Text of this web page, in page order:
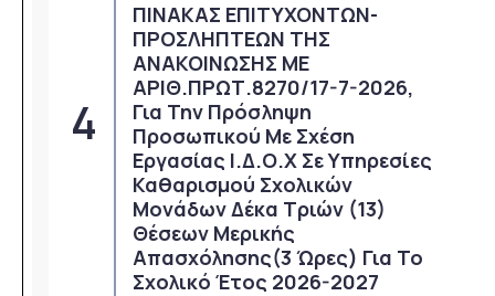
ΠΙΝΑΚΑΣ ΕΠΙΤΥΧΟΝΤΩΝ-
ΠΡΟΣΛΗΠΤΕΩΝ ΤΗΣ
ΑΝΑΚΟΙΝΩΣΗΣ ΜΕ
ΑΡΙΘ.ΠΡΩΤ.8270/17-7-2026,
Για Την Πρόσληψη
Προσωπικού Με Σχέση
Εργασίας Ι.Δ.Ο.Χ Σε Υπηρεσίες
Καθαρισμού Σχολικών
Μονάδων Δέκα Τριών (13)
Θέσεων Μερικής
Απασχόλησης(3 Ώρες) Για Το
Σχολικό Έτος 2026-2027